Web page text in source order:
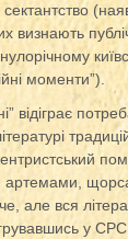
визнають
моменти”).
відіграє
але вся
у